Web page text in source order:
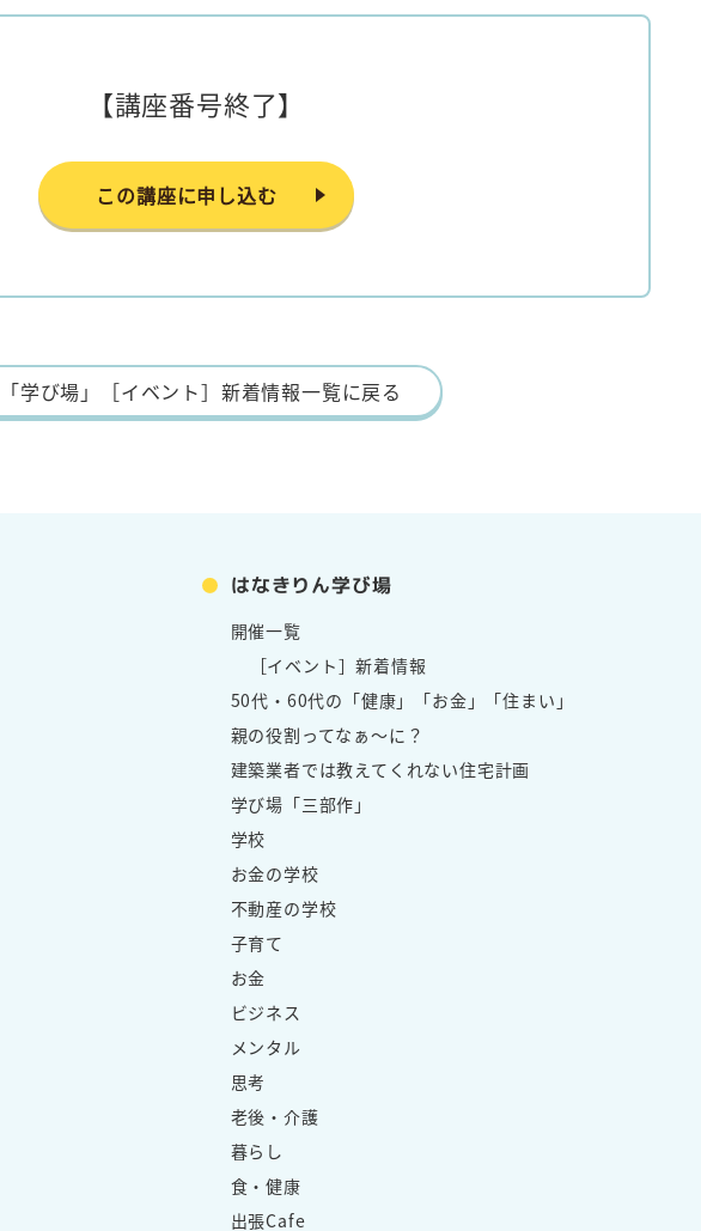
【講座番号終了】
この講座に申し込む
「学び場」［イベント］新着情報一覧に戻る
はなきりん学び場
開催一覧
［イベント］新着情報
50代・60代の「健康」「お金」「住まい」
親の役割ってなぁ～に？
建築業者では教えてくれない住宅計画
学び場「三部作」
学校
お金の学校
不動産の学校
子育て
お金
ビジネス
メンタル
思考
老後・介護
暮らし
食・健康
出張Cafe